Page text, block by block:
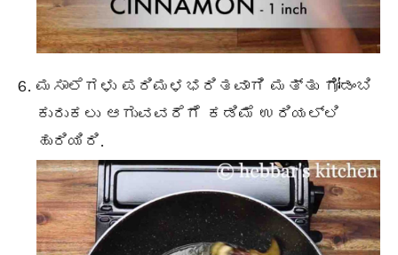
ಮಸಾಲೆಗಳು ಪರಿಮಳಭರಿತವಾಗಿ ಮತ್ತು ಗೋಡಂಬಿ
ಕುರುಕಲು ಆಗುವವರೆಗೆ ಕಡಿಮೆ ಉರಿಯಲ್ಲಿ
ಹುರಿಯಿರಿ.